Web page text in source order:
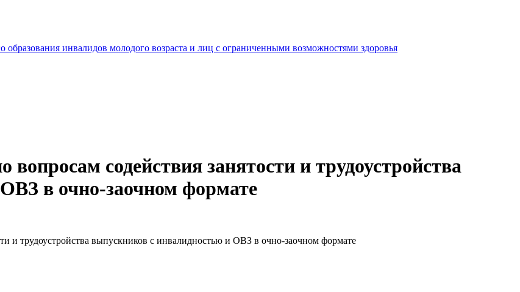
инвалидов молодого возраста и лиц с ограниченными возможностями здоровья
содействия занятости и трудоустройства
в очно-заочном формате
и трудоустройства выпускников с инвалидностью и ОВЗ в очно-заочном формате